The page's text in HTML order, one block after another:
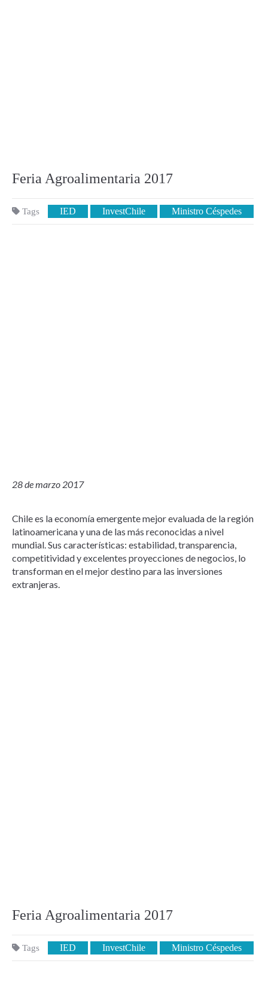
Feria Agroalimentaria 2017
Tags IED InvestChile Ministro Céspedes
28 de marzo 2017
Chile es la economía emergente mejor evaluada de la región
latinoamericana y una de las más reconocidas a nivel
mundial. Sus características: estabilidad, transparencia,
competitividad y excelentes proyecciones de negocios, lo
transforman en el mejor destino para las inversiones
extranjeras.
Feria Agroalimentaria 2017
Tags IED InvestChile Ministro Céspedes